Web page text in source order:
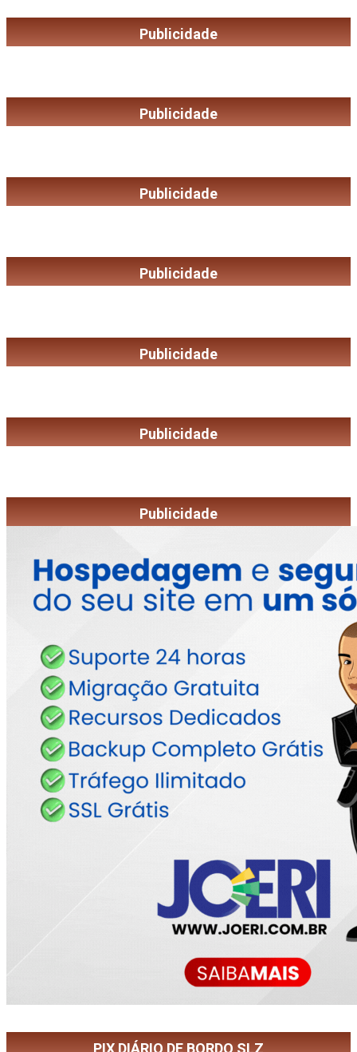
Publicidade
Publicidade
Publicidade
Publicidade
Publicidade
Publicidade
Publicidade
PIX DIÁRIO DE BORDO SLZ